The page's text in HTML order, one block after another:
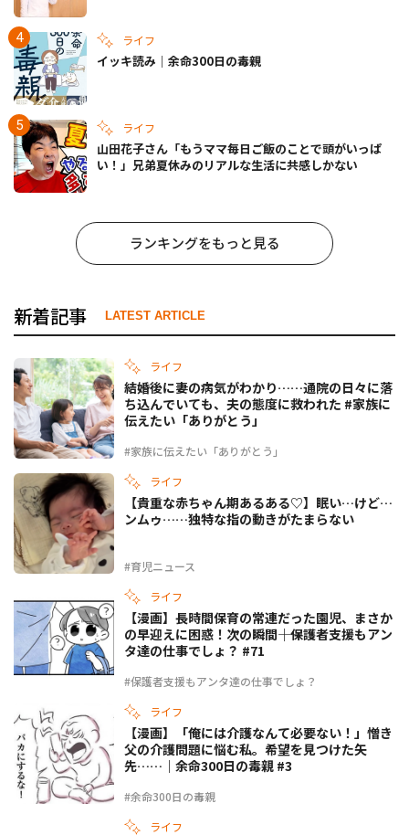
ライフ
イッキ読み｜余命300日の毒親
ライフ
山田花子さん「もうママ毎日ご飯のことで頭がいっぱ
い！」兄弟夏休みのリアルな生活に共感しかない
ランキングをもっと見る
新着記事 LATEST ARTICLE
ライフ
#家族に伝えたい「ありがとう」
結婚後に妻の病気がわかり……通院の日々に落
ち込んでいても、夫の態度に救われた #家族に
伝えたい「ありがとう」
ライフ
#育児ニュース
【貴重な赤ちゃん期あるある♡】眠い…けど…
ンムゥ……独特な指の動きがたまらない
ライフ
#保護者支援もアンタ達の仕事でしょ？
【漫画】長時間保育の常連だった園児、まさか
の早迎えに困惑！次の瞬間――｜保護者支援もアン
タ達の仕事でしょ？ #71
ライフ
#余命300日の毒親
【漫画】「俺には介護なんて必要ない！」憎き
父の介護問題に悩む私。希望を見つけた矢
先……｜余命300日の毒親 #3
ライフ